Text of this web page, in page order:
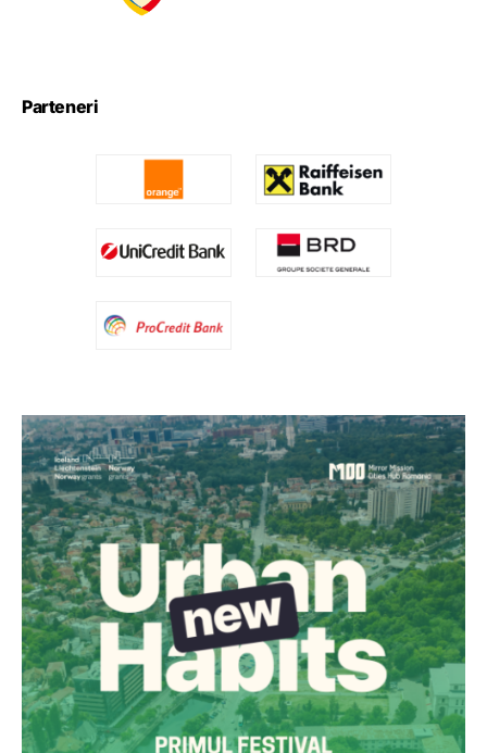
Parteneri